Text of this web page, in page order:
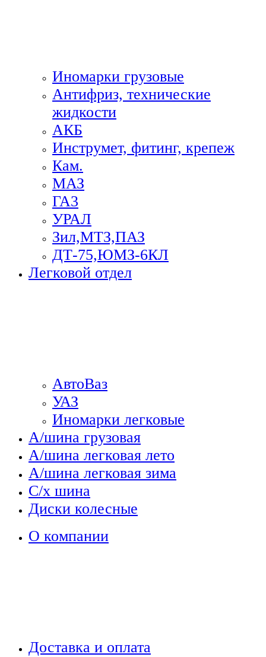
Иномарки грузовые
Антифриз, технические
жидкости
АКБ
Инструмет, фитинг, крепеж
Кам.
МАЗ
ГА3
УРАЛ
Зил,МТЗ,ПАЗ
ДТ-75,ЮМЗ-6КЛ
Легковой отдел
АвтоВаз
УАЗ
Иномарки легковые
А/шина грузовая
А/шина легковая лето
А/шина легковая зима
С/х шина
Диски колесные
О компании
Доставка и оплата